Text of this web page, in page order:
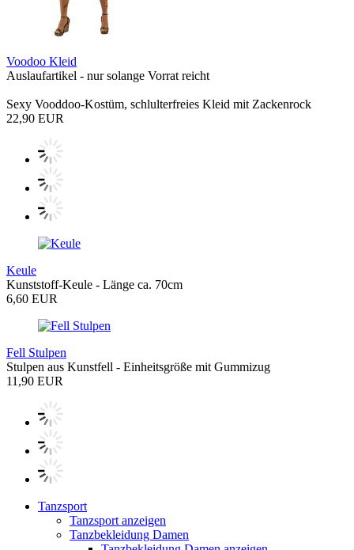
Voodoo Kleid
Auslaufartikel - nur solange Vorrat reicht
Sexy Vooddoo-Kostüm, schlulterfreies Kleid mit Zackenrock
22,90 EUR
Keule
Kunststoff-Keule - Länge ca. 70cm
6,60 EUR
Fell Stulpen
Stulpen aus Kunstfell - Einheitsgröße mit Gummizug
11,90 EUR
Tanzsport
Tanzsport anzeigen
Tanzbekleidung Damen